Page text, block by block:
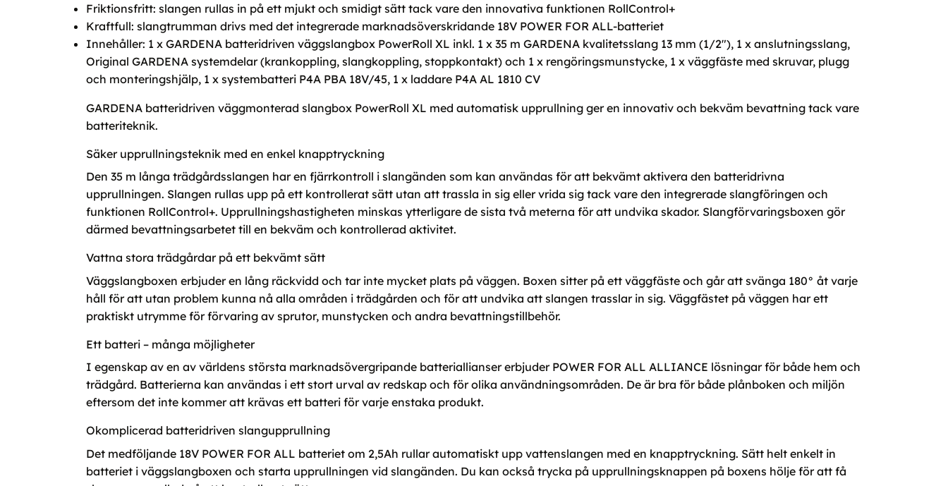
Friktionsfritt: slangen rullas in på ett mjukt och smidigt sätt tack vare den innovativa funktionen RollControl+
Kraftfull: slangtrumman drivs med det integrerade marknadsöverskridande 18V POWER FOR ALL-batteriet
Innehåller: 1 x GARDENA batteridriven väggslangbox PowerRoll XL inkl. 1 x 35 m GARDENA kvalitetsslang 13 mm (1/2"), 1 x anslutningsslang,
Original GARDENA systemdelar (krankoppling, slangkoppling, stoppkontakt) och 1 x rengöringsmunstycke, 1 x väggfäste med skruvar, plugg
och monteringshjälp, 1 x systembatteri P4A PBA 18V/45, 1 x laddare P4A AL 1810 CV
GARDENA batteridriven väggmonterad slangbox PowerRoll XL med automatisk upprullning ger en innovativ och bekväm bevattning tack vare
batteriteknik.
Säker upprullningsteknik med en enkel knapptryckning
Den 35 m långa trädgårdsslangen har en fjärrkontroll i slangänden som kan användas för att bekvämt aktivera den batteridrivna
upprullningen. Slangen rullas upp på ett kontrollerat sätt utan att trassla in sig eller vrida sig tack vare den integrerade slangföringen och
funktionen RollControl+. Upprullningshastigheten minskas ytterligare de sista två meterna för att undvika skador. Slangförvaringsboxen gör
därmed bevattningsarbetet till en bekväm och kontrollerad aktivitet.
Vattna stora trädgårdar på ett bekvämt sätt
Väggslangboxen erbjuder en lång räckvidd och tar inte mycket plats på väggen. Boxen sitter på ett väggfäste och går att svänga 180° åt varje
håll för att utan problem kunna nå alla områden i trädgården och för att undvika att slangen trasslar in sig. Väggfästet på väggen har ett
praktiskt utrymme för förvaring av sprutor, munstycken och andra bevattningstillbehör.
Ett batteri – många möjligheter
I egenskap av en av världens största marknadsövergripande batteriallianser erbjuder POWER FOR ALL ALLIANCE lösningar för både hem och
trädgård. Batterierna kan användas i ett stort urval av redskap och för olika användningsområden. De är bra för både plånboken och miljön
eftersom det inte kommer att krävas ett batteri för varje enstaka produkt.
Okomplicerad batteridriven slangupprullning
Det medföljande 18V POWER FOR ALL batteriet om 2,5Ah rullar automatiskt upp vattenslangen med en knapptryckning. Sätt helt enkelt in
batteriet i väggslangboxen och starta upprullningen vid slangänden. Du kan också trycka på upprullningsknappen på boxens hölje för att få